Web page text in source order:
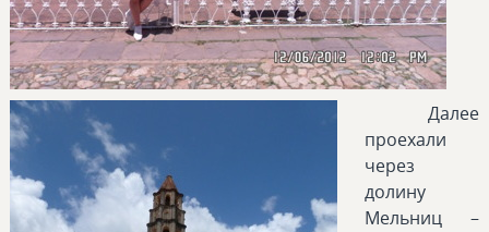
Далее
проехали
через
долину
Мельниц –